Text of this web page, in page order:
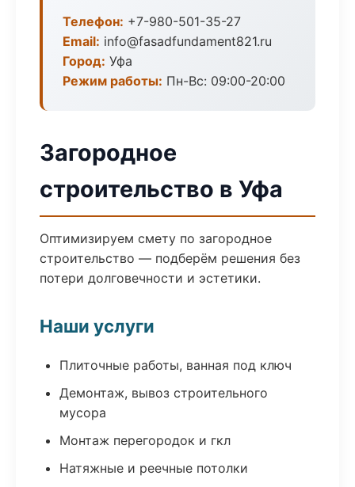
Телефон: +7-980-501-35-27
Email: info@fasadfundament821.ru
Город: Уфа
Режим работы: Пн-Вс: 09:00-20:00
Загородное
строительство в Уфа
Оптимизируем смету по загородное
строительство — подберём решения без
потери долговечности и эстетики.
Наши услуги
Плиточные работы, ванная под ключ
Демонтаж, вывоз строительного
мусора
Монтаж перегородок и гкл
Натяжные и реечные потолки